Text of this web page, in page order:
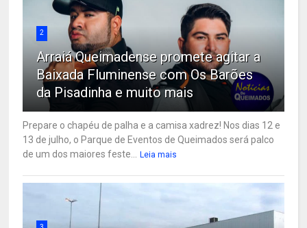
2
Arraiá Queimadense promete agitar a
Baixada Fluminense com Os Barões
da Pisadinha e muito mais
Prepare o chapéu de palha e a camisa xadrez! Nos dias 12 e
13 de julho, o Parque de Eventos de Queimados será palco
de um dos maiores feste...
Leia mais